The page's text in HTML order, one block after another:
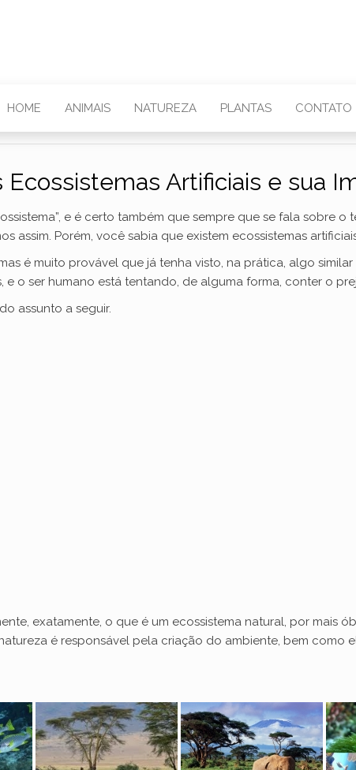
HOME ANIMAIS NATUREZA PLANTAS CONTATO
Ecossistemas Artificiais e sua
e é certo também que sempre que se fala sobre o
assim. Porém, você sabia que existem ecossistemas
é muito provável que já tenha visto, na prática, algo
o ser humano está tentando, de alguma forma, conter o
assunto a seguir.
exatamente, o que é um ecossistema natural, por mais
é responsável pela criação do ambiente, bem como